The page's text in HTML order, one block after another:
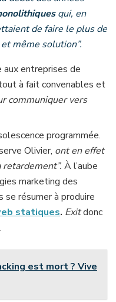
qui, en
de faire le plus de
même solution”.
entreprises de
à fait convenables et
communiquer vers
programmée.
Olivier, ont en effet
retardement”.À l’aube
marketing des
résumer à produire
statiques. Exitdonc
est mort ? Vive